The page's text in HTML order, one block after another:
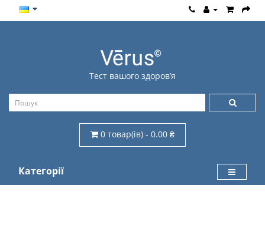
Тест вашого здоров’я
0 товар(ів) - 0.00 ₴
Категорії